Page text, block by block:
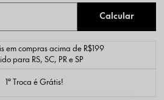
em compras acima de R$199
para RS, SC, PR e SP
1ª Troca é Grátis!